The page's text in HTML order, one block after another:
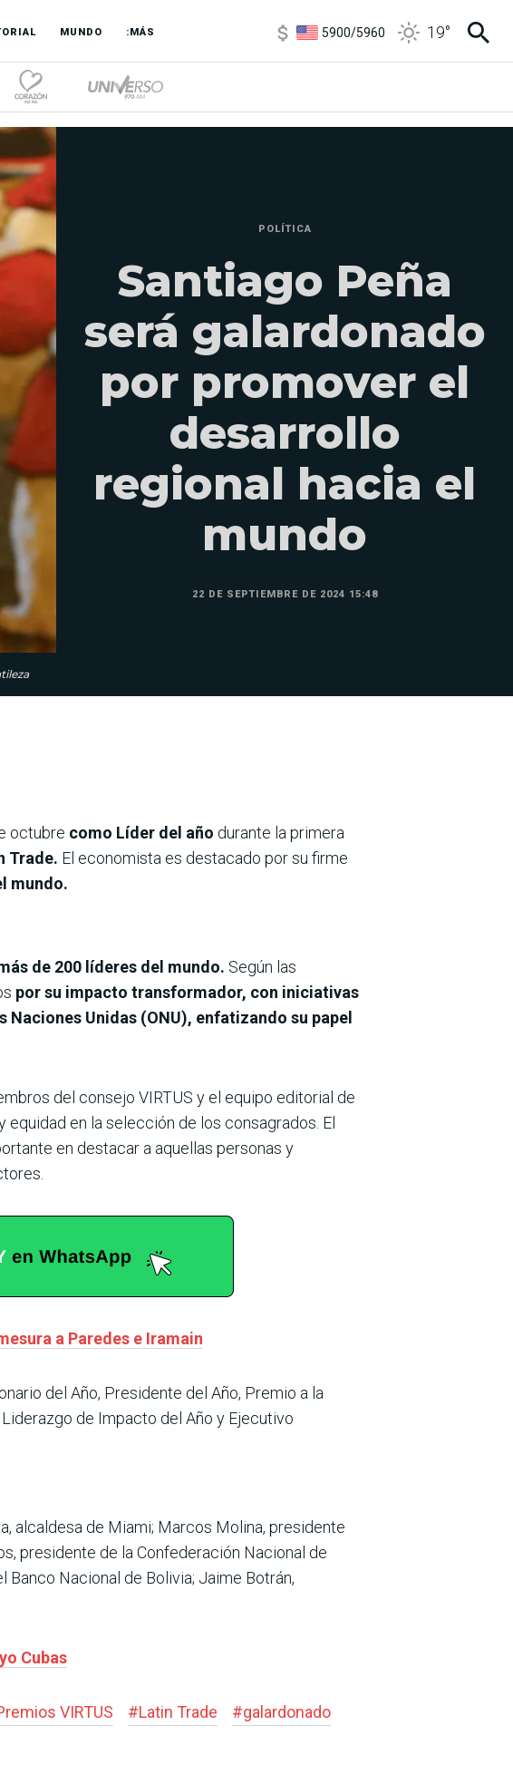
MUNDO :MÁS
1100/1160
19°
POLÍTICA
Santiago Peña
será galardonado
por promover el
desarrollo
regional hacia el
mundo
22 DE SEPTIEMBRE DE 2024 15:48
octubre como Líder del año durante la primera
Trade. El economista es destacado por su firme
mundo.
de 200 líderes del mundo. Según las
por su impacto transformador, con iniciativas
Unidas (ONU), enfatizando su papel
del consejo VIRTUS y el equipo editorial de
en la selección de los consagrados. El
en destacar a aquellas personas y
a Paredes e Iramain
del Año, Presidente del Año, Premio a la
de Impacto del Año y Ejecutivo
alcaldesa de Miami; Marcos Molina, presidente
presidente de la Confederación Nacional de
Nacional de Bolivia; Jaime Botrán,
Cubas
VIRTUS #Latin Trade #galardonado